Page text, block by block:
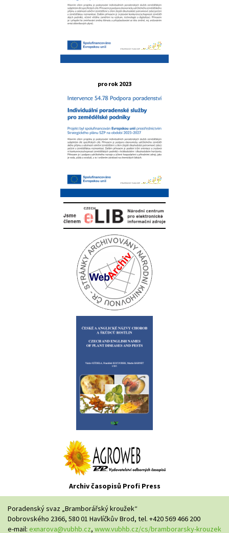
pro rok 2023
Archiv časopisů Profi Press
Poradenský svaz „Bramborářský kroužek“
Dobrovského 2366, 580 01 Havlíčkův Brod, tel. +420 569 466 200
e-mail: exnarova@vubhb.cz, www.vubhb.cz/cs/bramborarsky-krouzek